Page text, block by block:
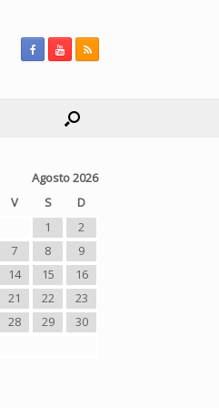
Agosto 2026
V S
D
1
2
7 8
9
14 15
16
21 22
23
28 29
30